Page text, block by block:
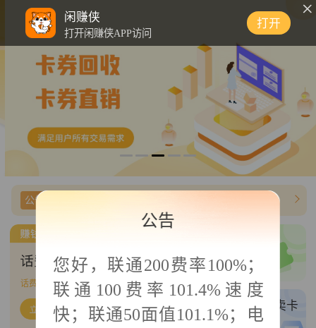
闲赚侠
打开闲赚侠APP访问
打开
公告信息
话费帮充405 单可接
三网话费/商超直充
权益帮充
0 单可接
买卡/卖卡
低买高卖
公告
您好， 联通200费率100%；
联通100费率101.4%速度
快；联通50面值101.1%；电